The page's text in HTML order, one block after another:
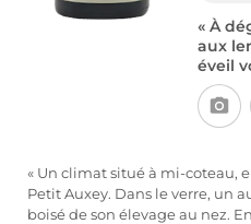
« À
aux
éveil
« Un climat situé à mi-coteau,
Petit Auxey. Dans le verre, un
boisé de son élevage au nez.